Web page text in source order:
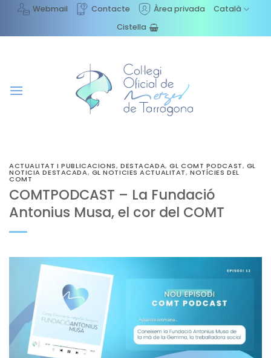
content
Webmail Contacte Àrea privada
Català
Cistella
ACTUALITAT I PUBLICACIONS,DESTACADA,GL COMT PODCAST, GL
NOTICIA DESTACADA, GL NOTICIES ACTUALITAT,NOTÍCIES DEL
COMT
COMTPODCAST – La Fundació
Antonius Musa, el cor del COMT